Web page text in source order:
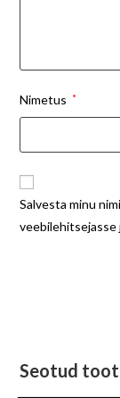
Nimetus *
Salvesta minu
veebilehitsejasse
Seotud